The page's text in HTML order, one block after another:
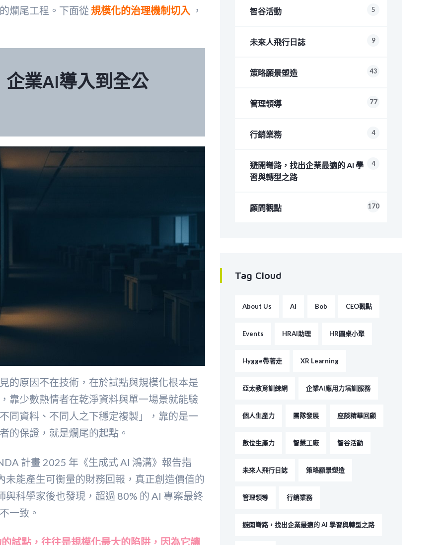
爛尾工程。下面從 規模化的治理機制切入 ，
業AI導入到全公
的原因不在技術，在於試點與規模化根本是
靠少數熱情者在乾淨資料與單一場景就能驗
同資料、不同人之下穩定複製」，靠的是一
的保證，就是爛尾的起點。
計畫 2025 年《生成式 AI 鴻溝》報告指
能產生可衡量的財務回報，真正創造價值的
科學家後也發現，超過 80% 的 AI 專案最終
一致。
試點，往往是規模化最大的陷阱，因為它讓
智谷活動 5
未來人飛行日誌 9
策略願景塑造 43
管理領導 77
行銷業務 4
避開彎路，找出企業最適的 AI 學
習與轉型之路
4
顧問觀點 170
Tag Cloud
About Us AI Bob CEO觀點
Events HRAI助理 HR圓桌小聚
Hygge帶著走 XR Learning
亞太教育訓練網 企業AI應用力培訓服務
個人生產力 團隊發展 座談精華回顧
數位生產力 智慧工廠 智谷活動
未來人飛行日誌 策略願景塑造
管理領導 行銷業務
避開彎路，找出企業最適的 AI 學習與轉型之路